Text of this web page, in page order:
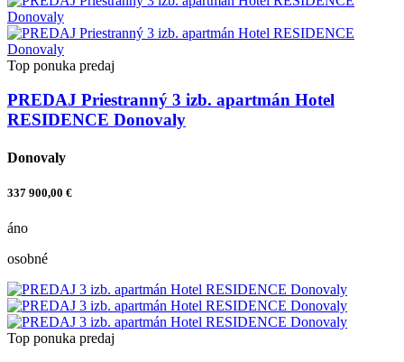
Top ponuka predaj
PREDAJ Priestranný 3 izb. apartmán Hotel
RESIDENCE Donovaly
Donovaly
337 900,00 €
áno
osobné
Top ponuka predaj